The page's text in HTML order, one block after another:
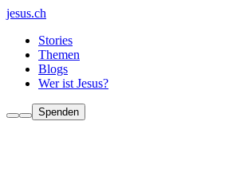
jesus.ch
Stories
Themen
Blogs
Wer ist Jesus?
Spenden